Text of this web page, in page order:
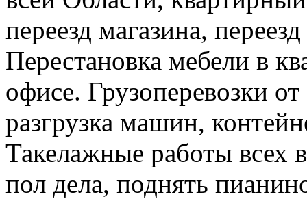
переезд магазина,
Перестановка мебели в
офисе. Грузоперевозки
разгрузка машин,
Такелажные работы всех
пол дела, поднять